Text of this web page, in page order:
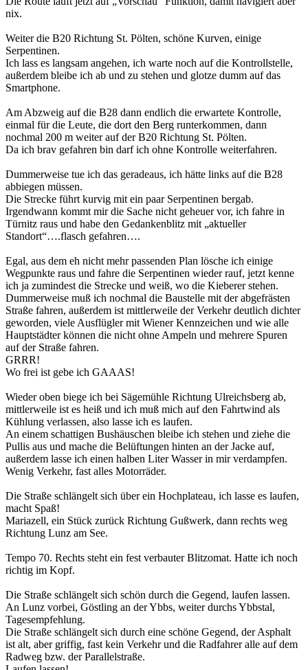
nix.
Weiter die B20 Richtung St. Pölten, schöne Kurven, einige
Serpentinen.
Ich lass es langsam angehen, ich warte noch auf die Kontrollstelle,
außerdem bleibe ich ab und zu stehen und glotze dumm auf das
Smartphone.
Am Abzweig auf die B28 dann endlich die erwartete Kontrolle,
einmal für die Leute, die dort den Berg runterkommen, dann
nochmal 200 m weiter auf der B20 Richtung St. Pölten.
Da ich brav gefahren bin darf ich ohne Kontrolle weiterfahren.
Dummerweise tue ich das geradeaus, ich hätte links auf die B28
abbiegen müssen.
Die Strecke führt kurvig mit ein paar Serpentinen bergab.
Irgendwann kommt mir die Sache nicht geheuer vor, ich fahre in
Türnitz raus und habe den Gedankenblitz mit „aktueller
Standort“….flasch gefahren….
Egal, aus dem eh nicht mehr passenden Plan lösche ich einige
Wegpunkte raus und fahre die Serpentinen wieder rauf, jetzt kenne
ich ja zumindest die Strecke und weiß, wo die Kieberer stehen.
Dummerweise muß ich nochmal die Baustelle mit der abgefrästen
Straße fahren, außerdem ist mittlerweile der Verkehr deutlich dichter
geworden, viele Ausflügler mit Wiener Kennzeichen und wie alle
Hauptstädter können die nicht ohne Ampeln und mehrere Spuren
auf der Straße fahren.
GRRR!
Wo frei ist gebe ich GAAAS!
Wieder oben biege ich bei Sägemühle Richtung Ulreichsberg ab,
mittlerweile ist es heiß und ich muß mich auf den Fahrtwind als
Kühlung verlassen, also lasse ich es laufen.
An einem schattigen Bushäuschen bleibe ich stehen und ziehe die
Pullis aus und mache die Belüftungen hinten an der Jacke auf,
außerdem lasse ich einen halben Liter Wasser in mir verdampfen.
Wenig Verkehr, fast alles Motorräder.
Die Straße schlängelt sich über ein Hochplateau, ich lasse es laufen,
macht Spaß!
Mariazell, ein Stück zurück Richtung Gußwerk, dann rechts weg
Richtung Lunz am See.
Tempo 70. Rechts steht ein fest verbauter Blitzomat. Hatte ich noch
richtig im Kopf.
Die Straße schlängelt sich schön durch die Gegend, laufen lassen.
An Lunz vorbei, Göstling an der Ybbs, weiter durchs Ybbstal,
Tagesempfehlung.
Die Straße schlängelt sich durch eine schöne Gegend, der Asphalt
ist alt, aber griffig, fast kein Verkehr und die Radfahrer alle auf dem
Radweg bzw. der Parallelstraße.